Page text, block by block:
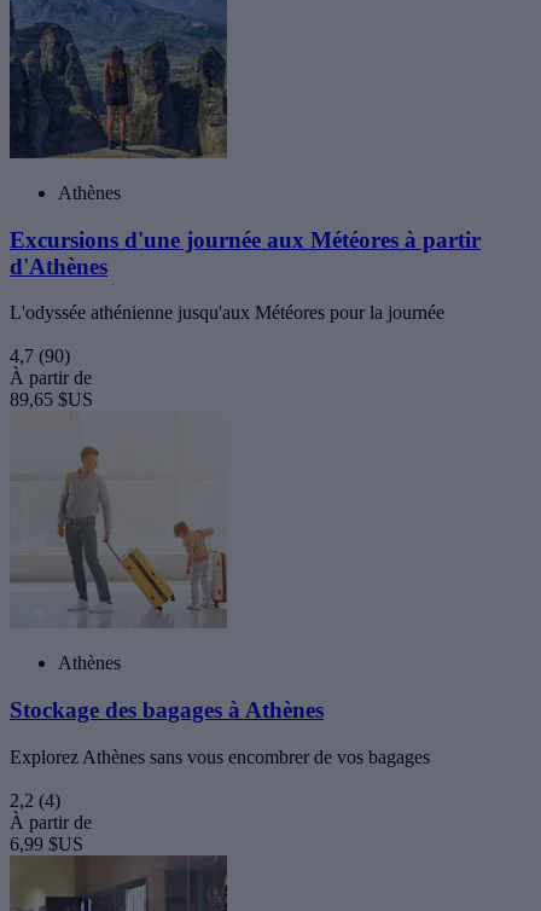
Athènes
Excursions d'une journée aux Météores à partir
d'Athènes
L'odyssée athénienne jusqu'aux Météores pour la journée
4,7 (90)
À partir de
89,65 $US
Athènes
Stockage des bagages à Athènes
Explorez Athènes sans vous encombrer de vos bagages
2,2 (4)
À partir de
6,99 $US